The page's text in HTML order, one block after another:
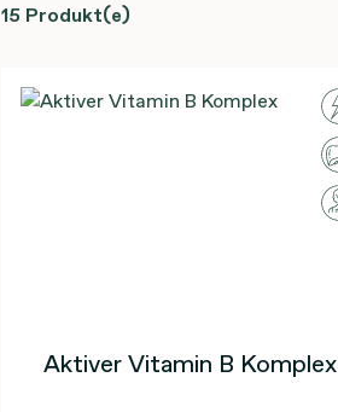
15 Produkt(e)
Aktiver Vitamin B Komplex